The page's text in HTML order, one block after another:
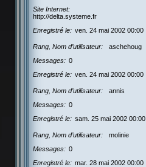
Site Internet
http://delta.systeme.fr
Enregistré le
ven. 24 mai 2002 00:00
Rang, Nom d’utilisateur
aschehoug
Messages
0
Enregistré le
ven. 24 mai 2002 00:00
Rang, Nom d’utilisateur
annis
Messages
0
Enregistré le
sam. 25 mai 2002 00:00
Rang, Nom d’utilisateur
molinie
Messages
0
Enregistré le
mar. 28 mai 2002 00:00